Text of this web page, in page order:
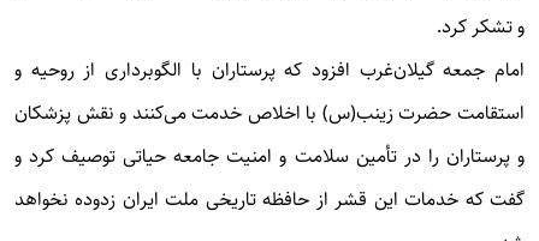
و تشکر کرد.
امام جمعه گیلان‌غرب افزود که پرستاران با الگوبرداری از روحیه و
استقامت حضرت زینب(س) با اخلاص خدمت می‌کنند و نقش پزشکان
و پرستاران را در تأمین سلامت و امنیت جامعه حیاتی توصیف کرد و
گفت که خدمات این قشر از حافظه تاریخی ملت ایران زدوده نخواهد